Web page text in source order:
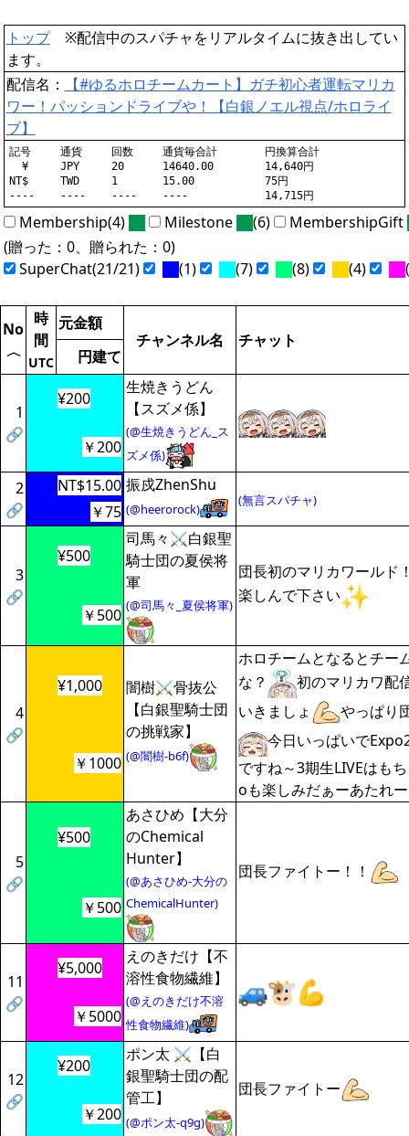
トップ※配信中のスパチャをリアルタイムに抜き出してい
ます。
配信名：
【#ゆるホロチームカート】ガチ初心者運転マリカ
ワー！パッションドライブや！【白銀ノエル視点/ホロライ
ブ】
記号	通貨	回数	通貨毎合計	円換算合計
  ¥	JPY	20	14640.00	14,640円
NT$	TWD	1	15.00		75円
Membership(4) Milestone (6)
MembershipGift
(贈った：0、贈られた：0)
SuperChat(21/21)
(1) (7) (8) (4)
No
〈
時
間
UTC
元金額
チャンネル名
チャット
円建て
1
🔗
¥200
生焼きうどん
【スズメ係】
(@生焼きうどん_ス
ズメ係)
￥200
2
🔗
NT$15.00 振戍ZhenShu
(@heerorock)
(無言スパチャ)
￥75
3
🔗
¥500
司馬々⚔️白銀聖
騎士団の夏侯将
軍
(@司馬々_夏侯将軍)
団長初のマリカワールド
楽しんで下さい
￥500
4
🔗
¥1,000
闇樹⚔骨抜公
【白銀聖騎士団
の挑戦家】
(@闇樹-b6f)
ホロチームとなるとチー
な？
初のマリカワ配
いきましょ
やっぱり
今日いっぱいで
ですね～3期生LIVEはも
oも楽しみだぁーあたれ
￥1000
5
🔗
¥500
あさひめ【大分
のChemical
Hunter】
(@あさひめ-大分の
ChemicalHunter)
団長ファイトー！！
￥500
11
🔗
¥5,000
えのきだけ【不
溶性食物繊維】
(@えのきだけ不溶
性食物繊維)
￥5000
12
🔗
¥200
ポン太 ⚔【白
銀聖騎士団の配
管工】
(@ポン太-q9g)
団長ファイトー
￥200